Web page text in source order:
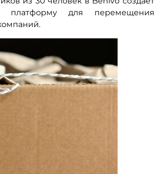
платформу для перемещения